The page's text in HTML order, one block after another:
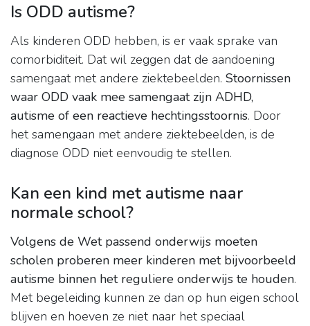
Is ODD autisme?
Als kinderen ODD hebben, is er vaak sprake van
comorbiditeit. Dat wil zeggen dat de aandoening
samengaat met andere ziektebeelden. Stoornissen
waar ODD vaak mee samengaat zijn ADHD,
autisme of een reactieve hechtingsstoornis. Door
het samengaan met andere ziektebeelden, is de
diagnose ODD niet eenvoudig te stellen.
Kan een kind met autisme naar
normale school?
Volgens de Wet passend onderwijs moeten
scholen proberen meer kinderen met bijvoorbeeld
autisme binnen het reguliere onderwijs te houden.
Met begeleiding kunnen ze dan op hun eigen school
blijven en hoeven ze niet naar het speciaal